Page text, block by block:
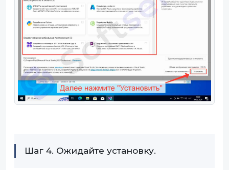
Шаг 4. Ожидайте установку.